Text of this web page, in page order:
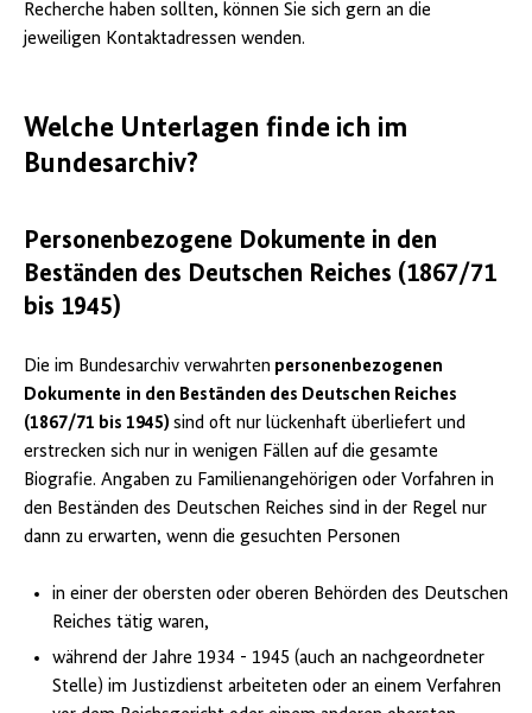
Recherche haben sollten, können Sie sich gern an die
jeweiligen Kontaktadressen wenden.
Welche Unterlagen finde ich im
Bundesarchiv?
Personenbezogene Dokumente in den
Beständen des Deutschen Reiches (1867/71
bis 1945)
Die im Bundesarchiv verwahrten personenbezogenen
Dokumente in den Beständen des Deutschen Reiches
(1867/71 bis 1945) sind oft nur lückenhaft überliefert und
erstrecken sich nur in wenigen Fällen auf die gesamte
Biografie. Angaben zu Familienangehörigen oder Vorfahren in
den Beständen des Deutschen Reiches sind in der Regel nur
dann zu erwarten, wenn die gesuchten Personen
in einer der obersten oder oberen Behörden des Deutschen
Reiches tätig waren,
während der Jahre 1934 - 1945 (auch an nachgeordneter
Stelle) im Justizdienst arbeiteten oder an einem Verfahren